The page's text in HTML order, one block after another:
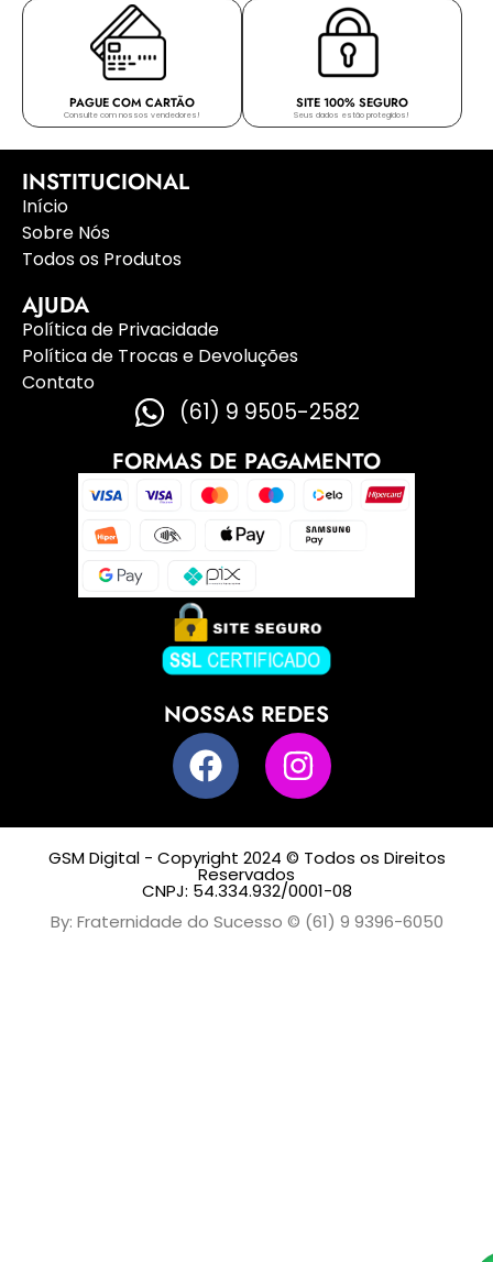
PAGUE COM CARTÃO
Consulte com nossos vendedores!
SITE 100% SEGURO
Seus dados estão protegidos!
INSTITUCIONAL
Início
Sobre Nós
Todos os Produtos
AJUDA
Política de Privacidade
Política de Trocas e Devoluções
Contato
(61) 9 9505-2582
FORMAS DE PAGAMENTO
NOSSAS REDES
GSM Digital - Copyright 2024 © Todos os Direitos
Reservados
CNPJ: 54.334.932/0001-08
By: Fraternidade do Sucesso © (61) 9 9396-6050